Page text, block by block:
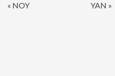
« NOY YAN »